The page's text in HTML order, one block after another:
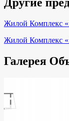
Другие
Жилой Комплекс
Жилой Комплекс
Галерея